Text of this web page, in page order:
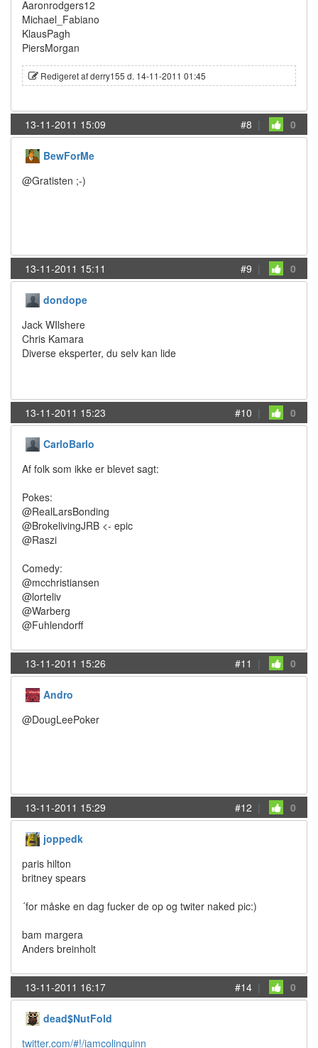
Aaronrodgers12
Michael_Fabiano
KlausPagh
PiersMorgan
Redigeret af derry155 d. 14-11-2011 01:45
13-11-2011 15:09 #8 | 0
BewForMe
@Gratisten ;-)
13-11-2011 15:11 #9 | 0
dondope
Jack WIlshere
Chris Kamara
Diverse eksperter, du selv kan lide
13-11-2011 15:23 #10 | 0
CarloBarlo
Af folk som ikke er blevet sagt:
Pokes:
@RealLarsBonding
@BrokelivingJRB <- epic
@Raszi
Comedy:
@mcchristiansen
@lorteliv
@Warberg
@Fuhlendorff
13-11-2011 15:26 #11 | 0
Andro
@DougLeePoker
13-11-2011 15:29 #12 | 0
joppedk
paris hilton
britney spears
´for måske en dag fucker de op og twiter naked pic:)
bam margera
Anders breinholt
13-11-2011 16:17 #14 | 0
dead$NutFold
twitter.com/#!/iamcolinquinn